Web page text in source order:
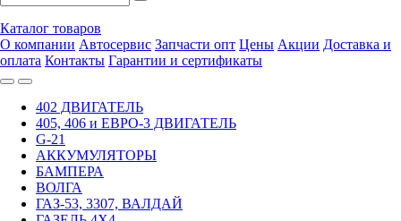
Каталог товаров
О компании Автосервис Запчасти опт Цены Акции Доставка и
оплата Контакты Гарантии и сертификаты
402 ДВИГАТЕЛЬ
405, 406 и ЕВРО-3 ДВИГАТЕЛЬ
G-21
АККУМУЛЯТОРЫ
БАМПЕРА
ВОЛГА
ГАЗ-53, 3307, ВАЛДАЙ